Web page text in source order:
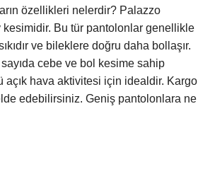
özellikleri nelerdir? Palazzo
kesimidir. Bu tür pantolonlar genellikle
ve bileklere doğru daha bollaşır.
cebe ve bol kesime sahip
açık hava aktivitesi için idealdir. Kargo
edebilirsiniz. Geniş pantolonlara ne